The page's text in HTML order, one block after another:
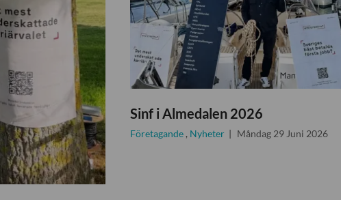
Sinf i Almedalen 2026
Företagande , Nyheter Måndag 29 Juni 2026